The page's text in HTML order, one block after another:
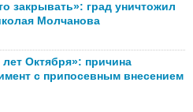
закрывать»: град уничтожил
Молчанова
Октября»: причина
с припосевным внесением